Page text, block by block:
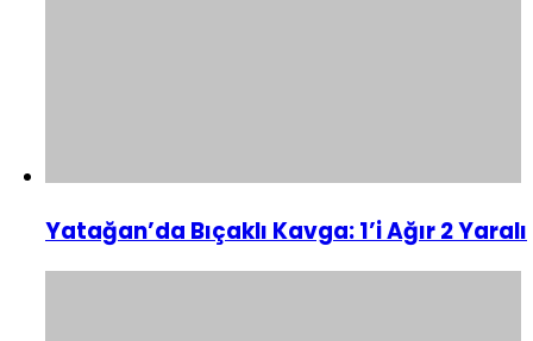
Yatağan’da Bıçaklı Kavga: 1’i Ağır 2 Yaralı